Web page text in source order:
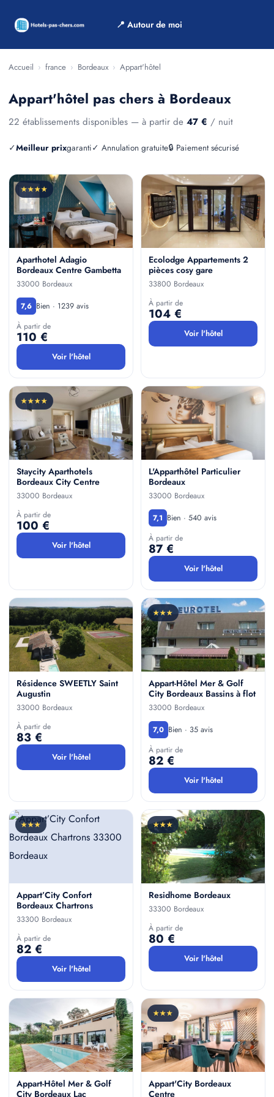
📍 Autour de moi
Accueil › france › Bordeaux › Appart'hôtel
Appart'hôtel pas chers à Bordeaux
22 établissements disponibles — à partir de 47 € / nuit
✓Meilleur prixgaranti✓ Annulation gratuite🔒 Paiement sécurisé
★★★★
Aparthotel Adagio
Bordeaux Centre Gambetta
33000 Bordeaux
7,6 Bien · 1239 avis
À partir de
110 €
Voir l'hôtel
Ecolodge Appartements 2
pièces cosy gare
33800 Bordeaux
À partir de
104 €
Voir l'hôtel
★★★★
Staycity Aparthotels
Bordeaux City Centre
33000 Bordeaux
À partir de
100 €
Voir l'hôtel
L'Apparthôtel Particulier
Bordeaux
33000 Bordeaux
7,1 Bien · 540 avis
À partir de
87 €
Voir l'hôtel
Résidence SWEETLY Saint
Augustin
33000 Bordeaux
À partir de
83 €
Voir l'hôtel
★★★
Appart-Hôtel Mer & Golf
City Bordeaux Bassins à flot
33000 Bordeaux
7,0 Bien · 35 avis
À partir de
82 €
Voir l'hôtel
★★★
Appart’City Confort
Bordeaux Chartrons
33300 Bordeaux
À partir de
82 €
Voir l'hôtel
★★★
Residhome Bordeaux
33300 Bordeaux
À partir de
80 €
Voir l'hôtel
Appart-Hôtel Mer & Golf
City Bordeaux Lac
★★★
Appart'City Bordeaux
Centre